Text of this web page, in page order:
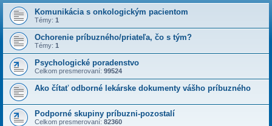
Komunikácia s onkologickým pacientom
Témy: 1
Ochorenie príbuzného/priateľa, čo s tým?
Témy: 1
Psychologické poradenstvo
Celkom presmerovaní: 99524
Ako čítať odborné lekárske dokumenty vášho príbuzného
Podporné skupiny príbuzni-pozostalí
Celkom presmerovaní: 82360